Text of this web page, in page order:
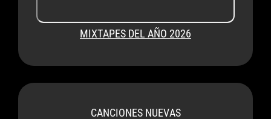
MIXTAPES DEL AÑO 2026
CANCIONES NUEVAS